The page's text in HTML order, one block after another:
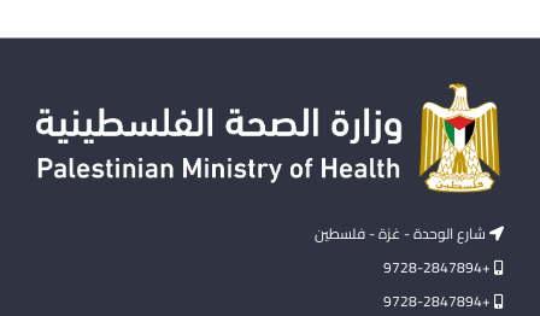
شارع الوحدة - غزة - فلسطين
+9728-2847894
+9728-2847894